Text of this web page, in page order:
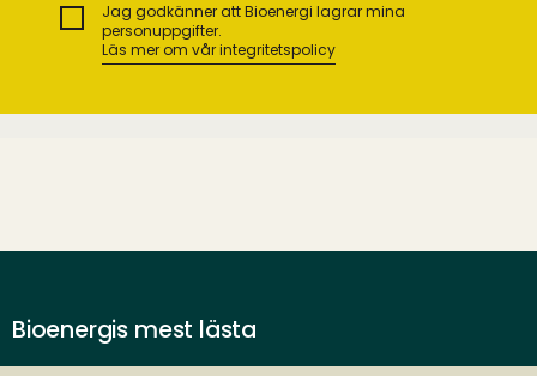
Jag godkänner att Bioenergi lagrar mina
personuppgifter.
Läs mer om vår integritetspolicy
Bioenergis mest lästa